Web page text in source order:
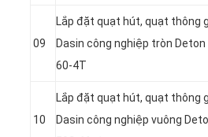
09
Lắp đặt quạt hút, quạt thông
Dasin công nghiệp tròn Deton
60-4T
10
Lắp đặt quạt hút, quạt thông
Dasin công nghiệp vuông